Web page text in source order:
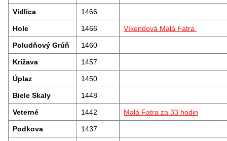
Vidlica 1466
Hole 1466 Víkendová Malá Fatra
Poludňový Grúň 1460
Krížava 1457
Úplaz 1450
Biele Skaly 1448
Veterné 1442 Malá Fatra za 33 hodin
Podkova 1437